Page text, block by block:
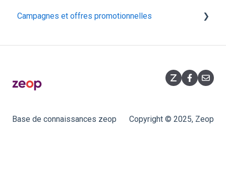
Présentation
Équipement
Campagnes et offres promotionnelles
Base de connaissances zeop Copyright © 2025, Zeop